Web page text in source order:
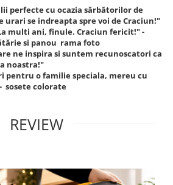
perfecte cu ocazia sărbătorilor de
urari se indreapta spre voi de Craciun!"
multi ani, finule. Craciun fericit!" -
si panou rama foto
ne inspira si suntem recunoscatori ca
noastra!"
pentru o familie speciala, mereu cu
sosete colorate
REVIEW